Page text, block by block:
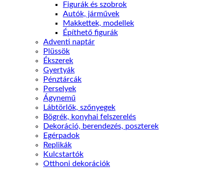
Figurák és szobrok
Autók, járművek
Makkettek, modellek
Építhető figurák
Adventi naptár
Plüssök
Ékszerek
Gyertyák
Pénztárcák
Perselyek
Ágynemű
Lábtörlők, szőnyegek
Bögrék, konyhai felszerelés
Dekoráció, berendezés, poszterek
Egérpadok
Replikák
Kulcstartók
Otthoni dekorációk